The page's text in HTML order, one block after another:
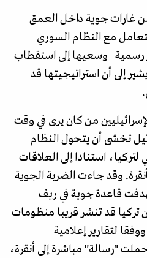
غارات جوية داخل العمق
مع النظام السوري
رسمية– وسعيها إلى استقطاب
إلى أن استراتيجيتها قد
من كان يرى في وقت
تخشى أن يتحول النظام
استنادا إلى العلاقات
وقد جاءت الضربة الجوية
قاعدة جوية في ريف
قد تنشر قريبا منظومات
لتقارير إعلامية
"رسالة" مباشرة إلى أنقرة،